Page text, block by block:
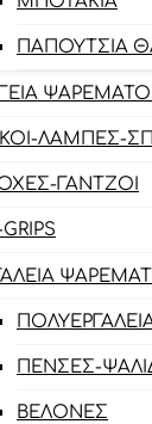
ΠΑΠΟΎΤΣΙΑ
ΛΆΜΠΕΣ-
ΓΆΝΤΖΟΙ
ΠΈΝΣΕΣ-
ΒΕΛΌΝΕΣ